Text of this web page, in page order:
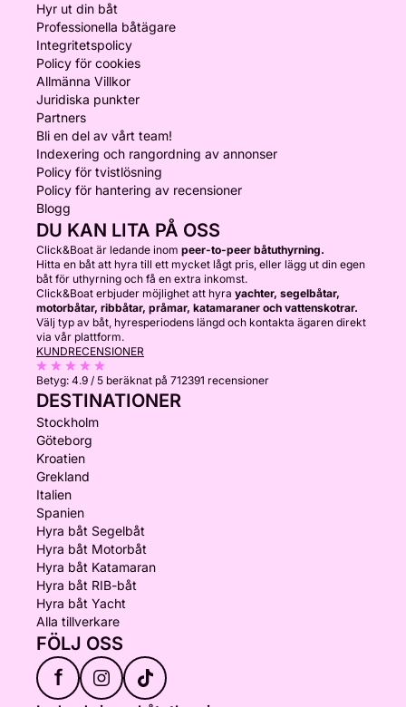
Hyr ut din båt
Professionella båtägare
Integritetspolicy
Policy för cookies
Allmänna Villkor
Juridiska punkter
Partners
Bli en del av vårt team!
Indexering och rangordning av annonser
Policy för tvistlösning
Policy för hantering av recensioner
Blogg
DU KAN LITA PÅ OSS
Click&Boat är ledande inom peer-to-peer båtuthyrning.
Hitta en båt att hyra till ett mycket lågt pris, eller lägg ut din egen
båt för uthyrning och få en extra inkomst.
Click&Boat erbjuder möjlighet att hyra yachter, segelbåtar,
motorbåtar, ribbåtar, pråmar, katamaraner och vattenskotrar.
Välj typ av båt, hyresperiodens längd och kontakta ägaren direkt
via vår plattform.
KUNDRECENSIONER
Betyg: 4.9 / 5 beräknat på 712391 recensioner
DESTINATIONER
Stockholm
Göteborg
Kroatien
Grekland
Italien
Spanien
Hyra båt Segelbåt
Hyra båt Motorbåt
Hyra båt Katamaran
Hyra båt RIB-båt
Hyra båt Yacht
Alla tillverkare
FÖLJ OSS
f